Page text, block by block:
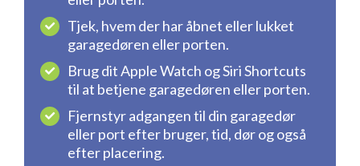
Tjek, hvem der har åbnet eller lukket
garagedøren eller porten.
Brug dit Apple Watch og Siri Shortcuts
til at betjene garagedøren eller porten.
Fjernstyr adgangen til din garagedør
eller port efter bruger, tid, dør og også
efter placering.